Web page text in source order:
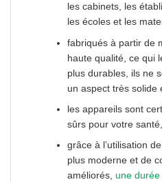
les cabinets, les
les écoles et les
fabriqués à partir de
haute qualité, ce qui
plus durables, ils ne
un aspect très solide
les appareils sont
sûrs pour votre santé,
grâce à l’utilisation
plus moderne et de
améliorés, une